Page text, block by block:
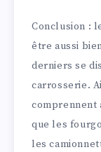
Conclusion :
être aussi
derniers se
carrosserie.
comprennent
que les
les